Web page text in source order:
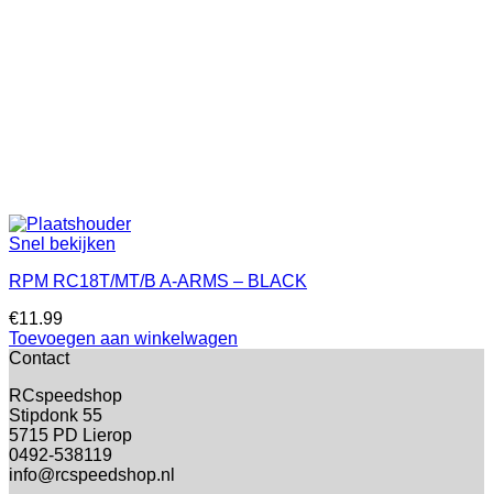
Snel bekijken
RPM RC18T/MT/B A-ARMS – BLACK
€11.99
Toevoegen aan winkelwagen
Contact
RCspeedshop
Stipdonk 55
5715 PD Lierop
0492-538119
info@rcspeedshop.nl